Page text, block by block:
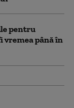
pentru
vremea până în